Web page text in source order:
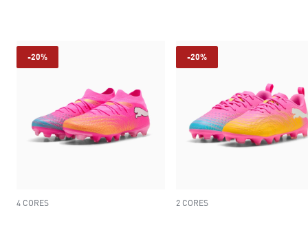
-20%
4 CORES
-20%
2 CORES